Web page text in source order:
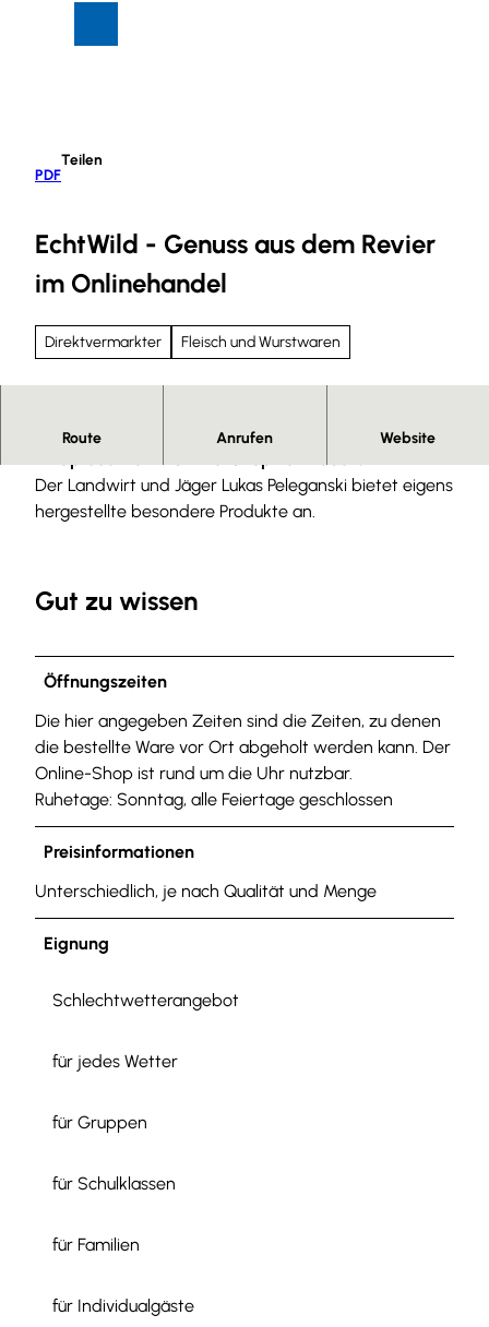
PDF
Teilen
EchtWild - Genuss aus dem Revier
im Onlinehandel
Direktvermarkter Fleisch und Wurstwaren
Route Anrufen Website
In Salzgitter-Groß Mahner werden regionale
Der Landwirt und Jäger Lukas Peleganski bietet eigens
hergestellte besondere Produkte an.
Gut zu wissen
Öffnungszeiten
Die hier angegeben Zeiten sind die Zeiten, zu denen
die bestellte Ware vor Ort abgeholt werden kann. Der
Online-Shop ist rund um die Uhr nutzbar.
Ruhetage: Sonntag, alle Feiertage geschlossen
Preisinformationen
Unterschiedlich, je nach Qualität und Menge
Eignung
Schlechtwetterangebot
für jedes Wetter
für Gruppen
für Schulklassen
für Familien
für Individualgäste